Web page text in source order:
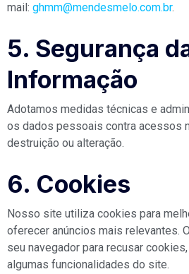
mail: ghmm@mendesmelo.com.br.
5. Segurança
Informação
Adotamos medidas técnicas e
os dados pessoais contra acessos
destruição ou alteração.
6. Cookies
Nosso site utiliza cookies para
oferecer anúncios mais relevantes.
seu navegador para recusar
algumas funcionalidades do site.